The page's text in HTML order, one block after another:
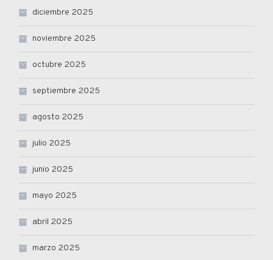
diciembre 2025
noviembre 2025
octubre 2025
septiembre 2025
agosto 2025
julio 2025
junio 2025
mayo 2025
abril 2025
marzo 2025